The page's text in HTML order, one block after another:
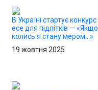
В Україні стартує конкурс
есе для підлітків — «Якщо
колись я стану мером…»
19 жовтня 2025